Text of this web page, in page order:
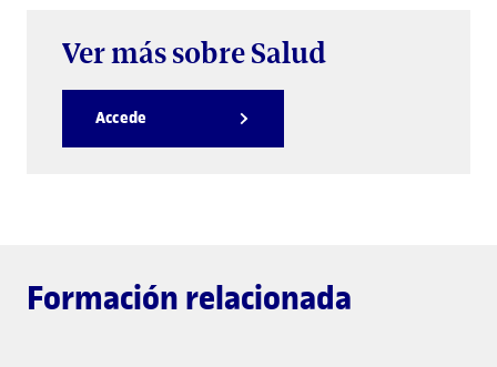
Ver más sobre Salud
Accede
Formación relacionada